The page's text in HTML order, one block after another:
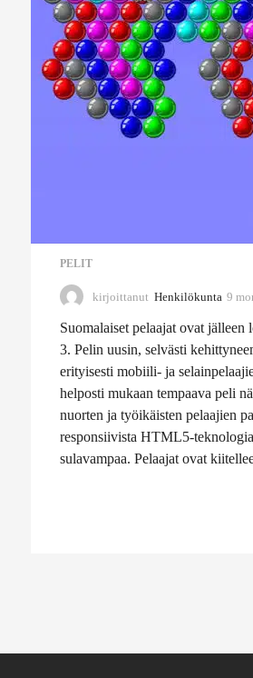
PELIT
kirjoittanut Henkilökunta 9
Suomalaiset pelaajat ovat
3. Pelin uusin, selvästi
erityisesti mobiili- ja
helposti mukaan tempaava peli
nuorten ja työikäisten pelaajien
responsiivista HTML5-
sulavampaa. Pelaajat ovat